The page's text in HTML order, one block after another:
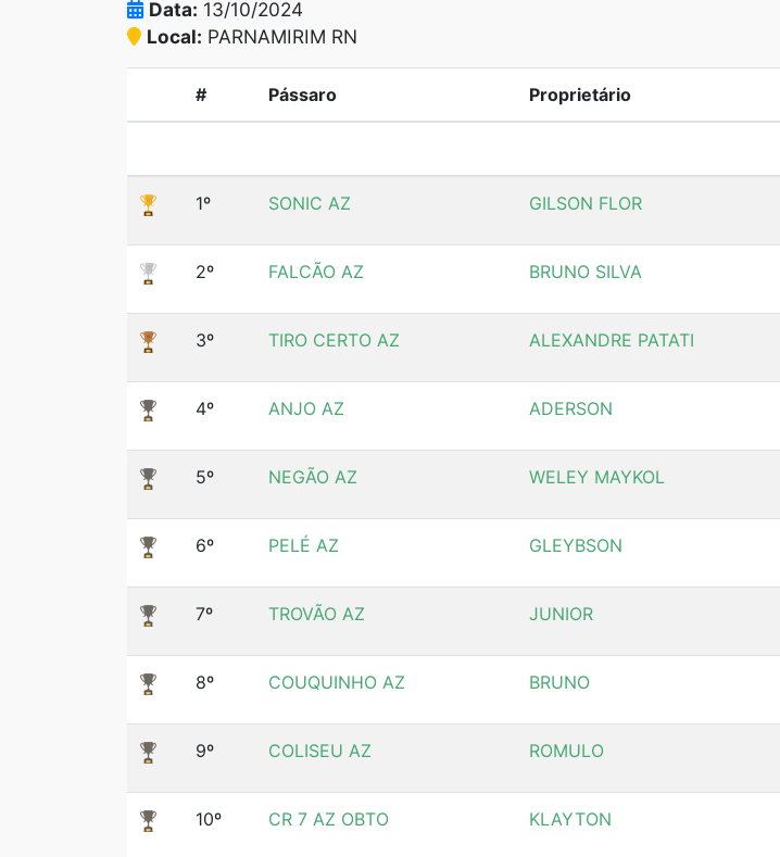
Data: 13/10/2024
Local: PARNAMIRIM RN
# Pássaro Proprietário
1º SONIC AZ GILSON FLOR
2º FALCÃO AZ BRUNO SILVA
3º TIRO CERTO AZ ALEXANDRE PATATI
4º ANJO AZ ADERSON
5º NEGÃO AZ WELEY MAYKOL
6º PELÉ AZ GLEYBSON
7º TROVÃO AZ JUNIOR
8º COUQUINHO AZ BRUNO
9º COLISEU AZ ROMULO
10º CR 7 AZ OBTO KLAYTON